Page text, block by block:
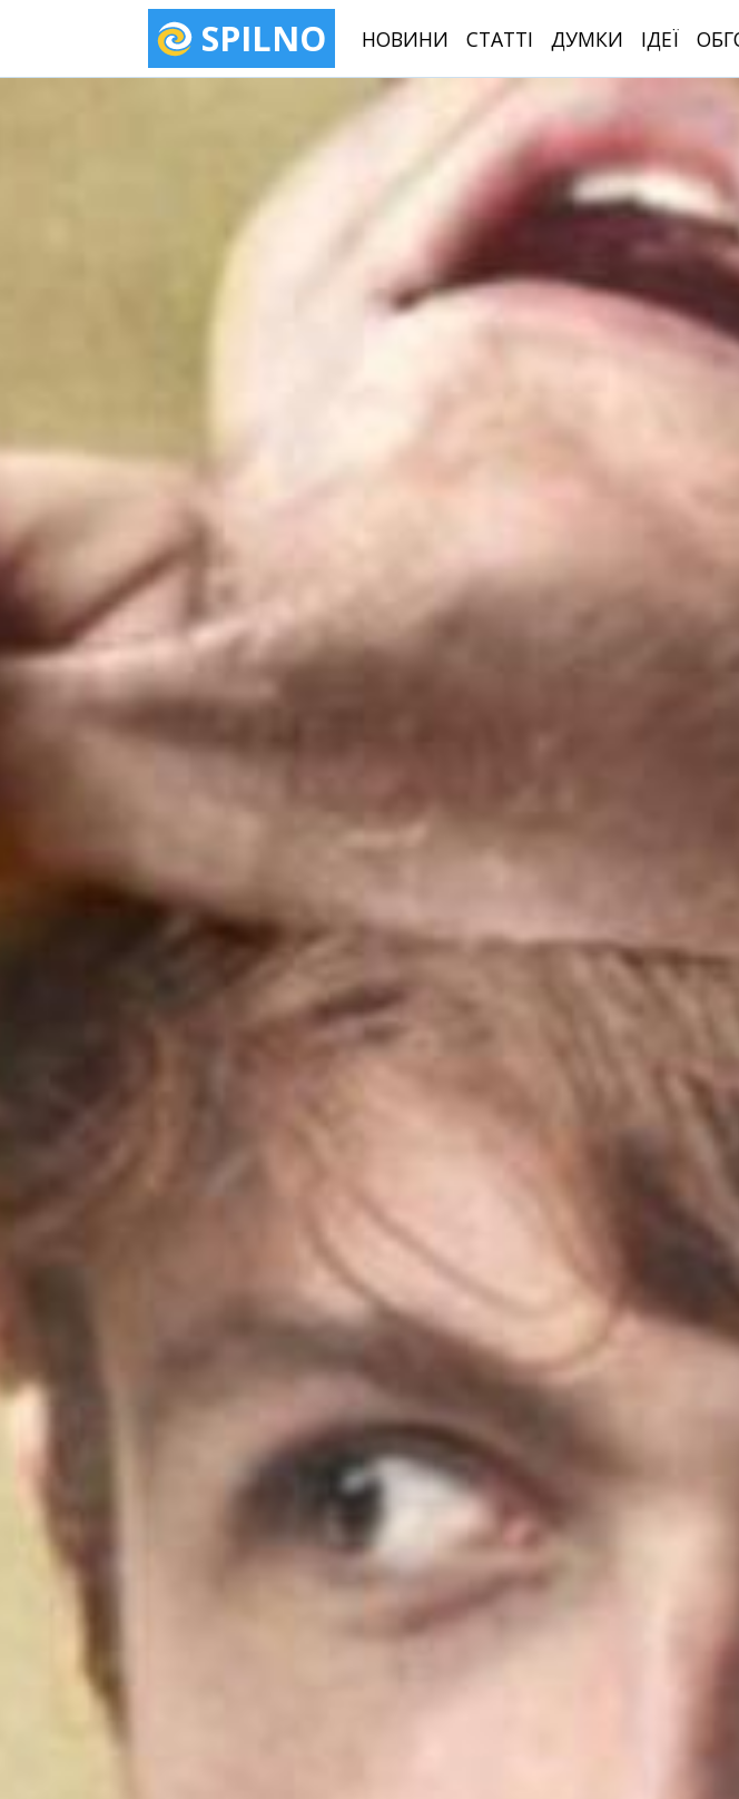
SPILNO НОВИНИ СТАТТІ ДУМКИ ІДЕЇ